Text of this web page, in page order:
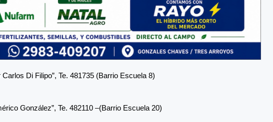
Di Filipo”, Te. 481735 (Barrio Escuela 8)
González”, Te. 482110 –(Barrio Escuela 20)